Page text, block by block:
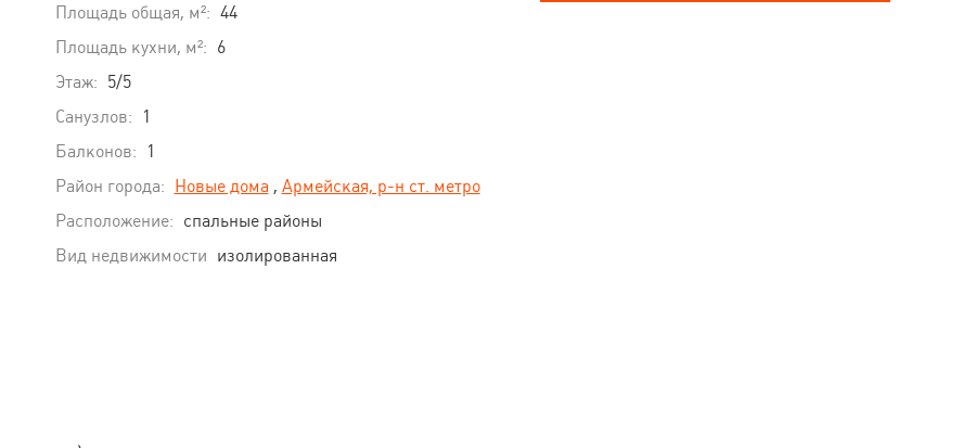
Площадь общая, м²: 44
Площадь кухни, м²: 6
Этаж: 5/5
Санузлов:
1
Балконов:
1
Район города: Новые дома , Армейская, р-н ст. метро
Расположение: спальные районы
Вид недвижимости изолированная